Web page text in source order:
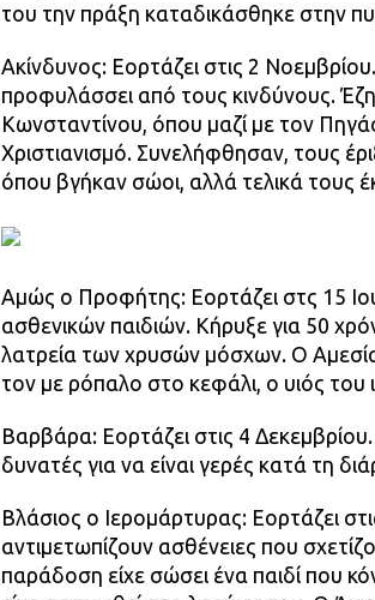
του την πράξη καταδικάσθηκε στην
Ακίνδυνος: Εορτάζει στις 2
προφυλάσσει από τους κινδύνους.
Κωνσταντίνου, όπου μαζί με τον
Χριστιανισμό. Συνελήφθησαν, τους
όπου βγήκαν σώοι, αλλά τελικά τους
Αμώς ο Προφήτης: Εορτάζει στς 15
ασθενικών παιδιών. Κήρυξε για 50
λατρεία των χρυσών μόσχων. Ο
τον με ρόπαλο στο κεφάλι, ο υιός
Βαρβάρα: Εορτάζει στις 4
δυνατές για να είναι γερές κατά τη
Βλάσιος ο Ιερομάρτυρας: Εορτάζει
αντιμετωπίζουν ασθένειες που
παράδοση είχε σώσει ένα παιδί που